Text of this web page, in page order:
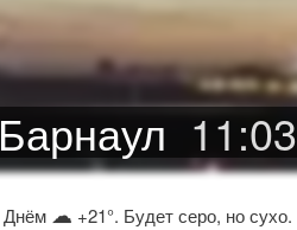
Барнаул 11:03
Днём ☁ +21°. Будет серо, но сухо.